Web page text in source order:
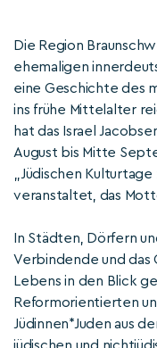
Die Region
ehemaligen
eine Geschichte des
ins frühe Mittelalter
hat das Israel
August bis Mitte
„Jüdischen
veranstaltet, das
In Städten, Dörfern
Verbindende und das
Lebens in den Blick
Reformorientierten
Jüdinnen*Juden aus